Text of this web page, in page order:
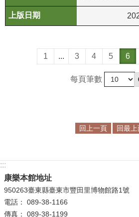
策
白
皮
書
政
1 ... 3 4 5 6
每頁筆數
回上一頁 回最上
:::
康樂本館地址
950263臺東縣臺東市豐田里博物館路1號
電話： 089-38-1166
傳真： 089-38-1199